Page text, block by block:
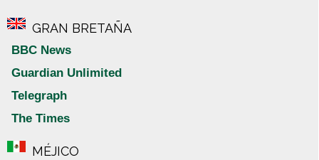
GRAN BRETAÑA
BBC News
Guardian Unlimited
Telegraph
The Times
MÉJICO